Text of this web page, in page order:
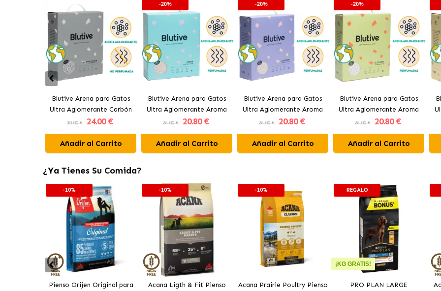
Blutive Arena para Gatos
Ultra Aglomerante Carbón
Activo
30.00 € 24.00 €
Añadir al Carrito
-20%
Blutive Arena para Gatos
Ultra Aglomerante Aroma
Fresh
26.00 € 20.80 €
Añadir al Carrito
-20%
Blutive Arena para Gatos
Ultra Aglomerante Aroma
Lavanda
26.00 € 20.80 €
Añadir al Carrito
-20%
Blutive Arena para Gatos
Ultra Aglomerante Aroma
Aloe Vera
26.00 € 20.80 €
Añadir al Carrito
¿Ya Tienes Su Comida?
-10%
Pienso Orijen Original para
-10%
Acana Ligth & Fit Pienso
-10%
Acana Prairie Poultry Pienso
REGALO
¡KG GRATIS!
PRO PLAN LARGE